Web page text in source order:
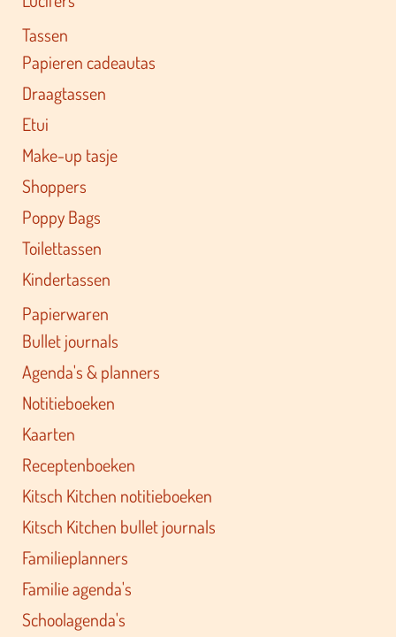
Tassen
Papieren cadeautas
Draagtassen
Etui
Make-up tasje
Shoppers
Poppy Bags
Toilettassen
Kindertassen
Papierwaren
Bullet journals
Agenda's & planners
Notitieboeken
Kaarten
Receptenboeken
Kitsch Kitchen notitieboeken
Kitsch Kitchen bullet journals
Familieplanners
Familie agenda's
Schoolagenda's